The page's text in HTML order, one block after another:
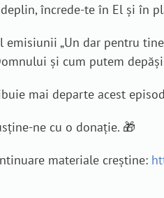
încrede-te în El și în
emisiunii „Un dar pentru
și cum putem
mai departe acest
ne cu o donație. 🎁
materiale creștine: